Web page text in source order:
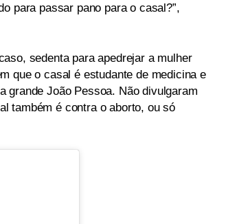
para passar pano para o casal?”,
sedenta para apedrejar a mulher
que o casal é estudante de medicina e
grande João Pessoa. Não divulgaram
também é contra o aborto, ou só